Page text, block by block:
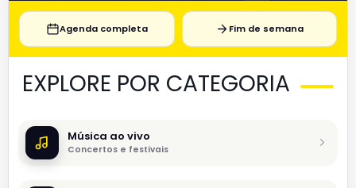
Agenda completa Fim de semana
EXPLORE POR CATEGORIA
Música ao vivo
Concertos e festivais